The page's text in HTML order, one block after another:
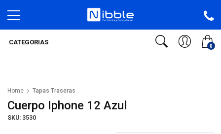
0
CATEGORIAS
Home Tapas Traseras
Cuerpo Iphone 12 Azul
SKU: 3530